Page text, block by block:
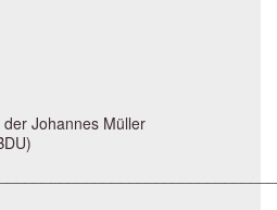
Johannes Müller